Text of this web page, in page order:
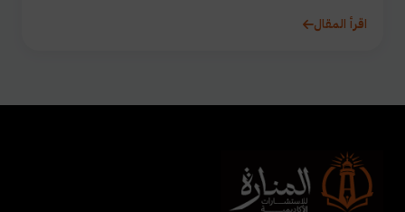
اقرأ المقال